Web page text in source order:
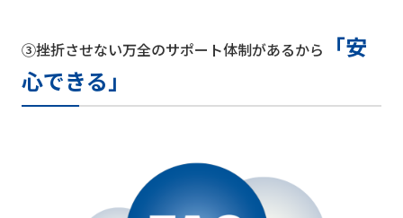
③挫折させない万全のサポート体制があるから
「安
心できる」